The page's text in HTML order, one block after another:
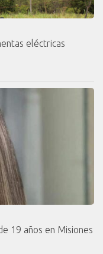
eléctricas
19 años en Misiones